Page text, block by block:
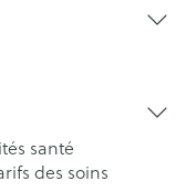
santé
des soins